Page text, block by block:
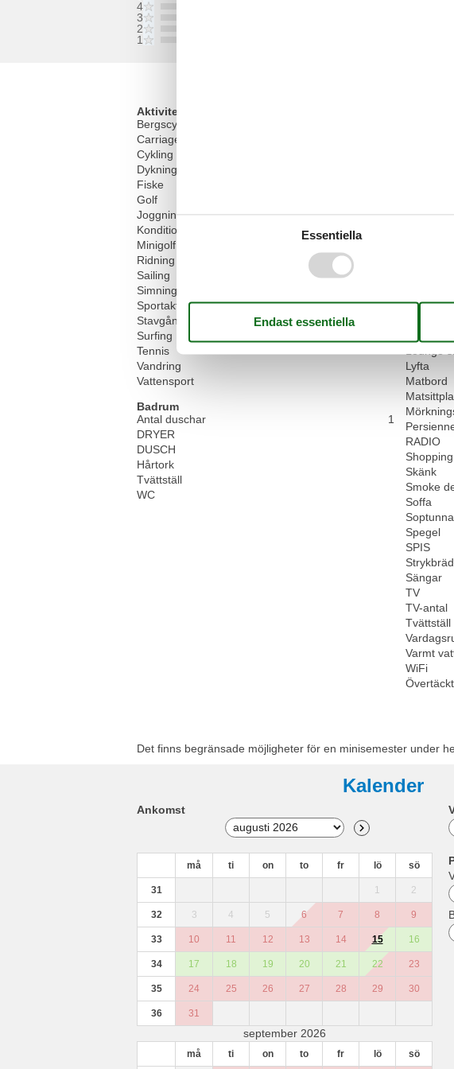
4
3
2
1
Aktiviteter
Bergscykling
Carriage rides
Cykling
Dykning
Fiske
Golf
Joggning
Konditionsträning
Minigolf
Ridning
Sailing
Simning
Sportaktiviteter
Stavgång
Surfing
Tennis
Vandring
Vattensport
Badrum
Antal duschar
1
DRYER
DUSCH
Hårtork
Tvättställ
WC
Digital tv
Internet
Lyfta
Matbord
RADIO
Shopping
Skänk
Smoke
Soffa
Soptunna
Spegel
SPIS
Sängar
TV
TV-antal
Tvättställ
Varmt
WiFi
Det finns begränsade möjligheter för en minisemester under
Kalender
Ankomst
må ti on to fr lö sö
31 1 2
32 3 4 5 6 7 8 9
33 10 11 12 13 14 15 16
34 17 18 19 20 21 22 23
35 24 25 26 27 28 29 30
36 31
september 2026
må ti on to fr lö sö
Essentiella